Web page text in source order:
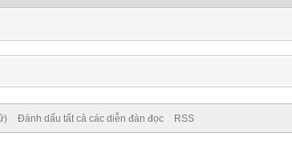
Đánh dấu tất cả các diễn đàn đọc RSS